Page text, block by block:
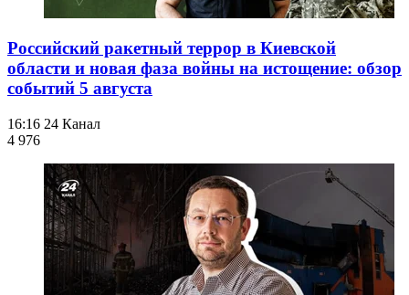
Российский ракетный террор в Киевской
области и новая фаза войны на истощение: обзор
событий 5 августа
16:16 24 Канал
4 976